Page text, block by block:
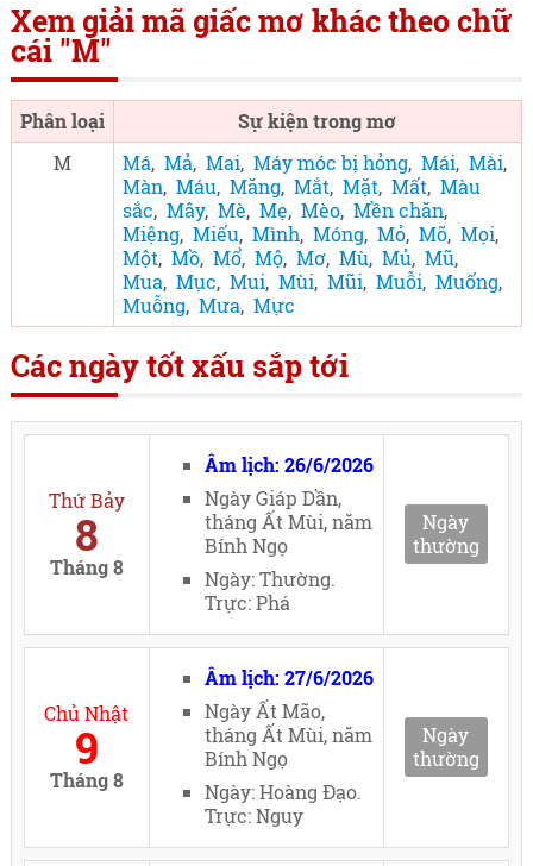
Xem giải mã giấc mơ khác theo chữ
cái "M"
Phân loại
Sự kiện trong mơ
M
Má, Mả, Mai, Máy móc bị hỏng, Mái, Mài,
Màn, Máu, Măng, Mắt, Mặt, Mất, Màu
sắc, Mây, Mè, Mẹ, Mèo, Mền chăn,
Miệng, Miếu, Mình, Móng, Mỏ, Mõ, Mọi,
Một, Mồ, Mổ, Mộ, Mơ, Mù, Mủ, Mũ,
Mua, Mục, Mui, Mùi, Mũi, Muỗi, Muống,
Muỗng, Mưa, Mực
Các ngày tốt xấu sắp tới
Thứ Bảy
8
Tháng 8
Âm lịch: 26/6/2026
Ngày Giáp Dần,
tháng Ất Mùi, năm
Bính Ngọ
Ngày: Thường.
Trực: Phá
Ngày
thường
Chủ Nhật
9
Tháng 8
Âm lịch: 27/6/2026
Ngày Ất Mão,
tháng Ất Mùi, năm
Bính Ngọ
Ngày: Hoàng Đạo.
Trực: Nguy
Ngày
thường